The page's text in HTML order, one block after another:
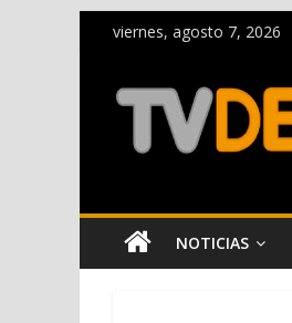
viernes, agosto 7, 2026
NOTICIAS